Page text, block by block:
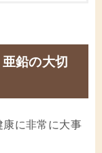
鉛の大切
康に非常に大事